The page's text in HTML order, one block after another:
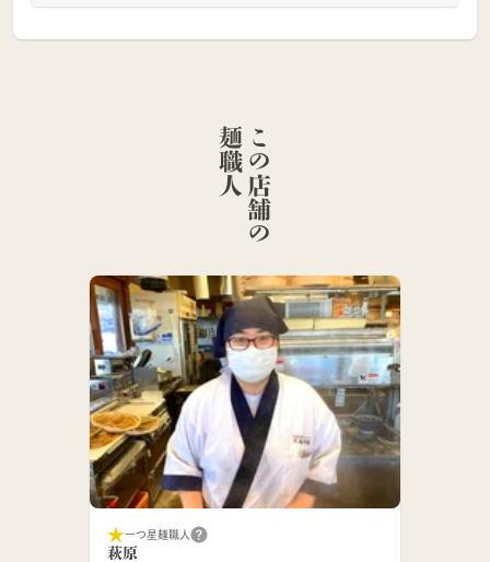
こ
の
店
舗
の
麺
職
人
一つ星麺職人
萩原